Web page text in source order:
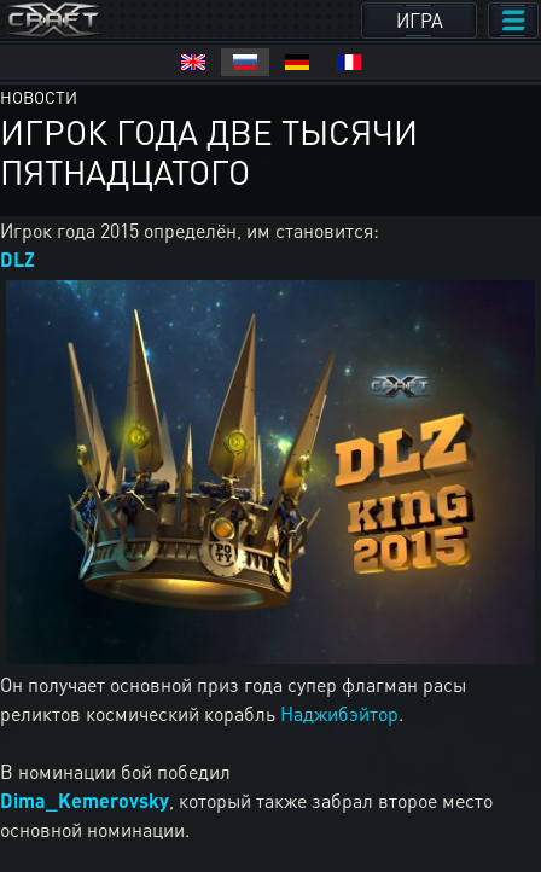
ИГРА
НОВОСТИ
ИГРОК ГОДА ДВЕ ТЫСЯЧИ
ПЯТНАДЦАТОГО
Игрок года 2015 определён, им становится:
DLZ
Он получает основной приз года супер флагман расы
реликтов космический корабль Наджибэйтор.
В номинации бой победил
Dima_Kemerovsky , который также забрал второе место
основной номинации.